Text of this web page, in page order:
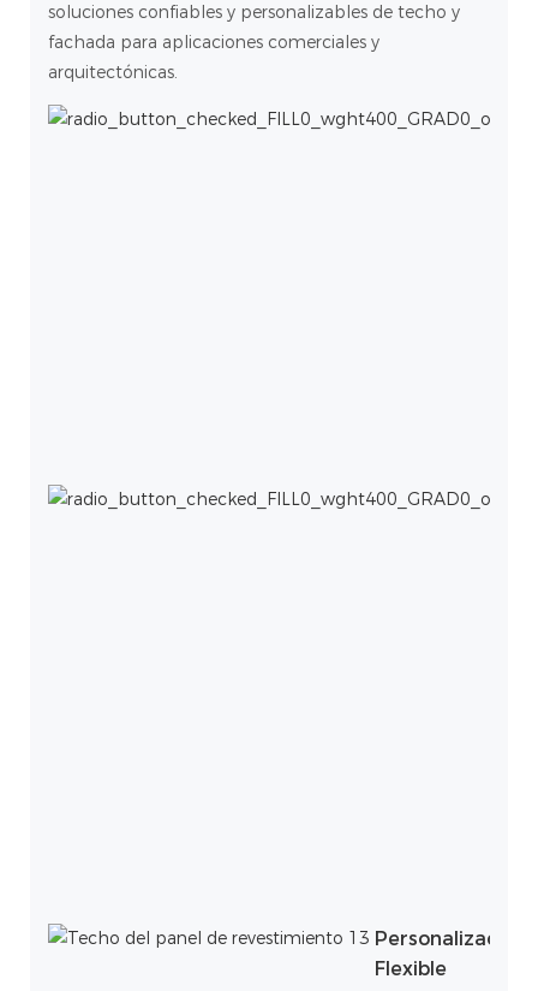
soluciones confiables y personalizables de techo y
fachada para aplicaciones comerciales y
arquitectónicas.
Personalización
Flexible